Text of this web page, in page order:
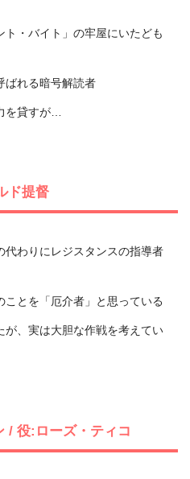
ト・バイト」の牢屋にいたども
ばれる暗号解読者
を貸すが…
ド提督
代わりにレジスタンスの指導者
とを「厄介者」と思っている
が、実は大胆な作戦を考えてい
/ 役:ローズ・ティコ